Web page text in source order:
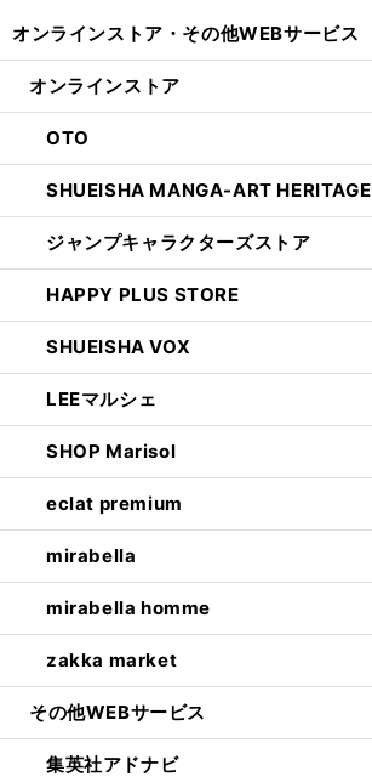
オンラインストア・ その他WEBサービス
オンラインストア
OTO
SHUEISHA MANGA-ART HERITAGE
ジャンプキャラクターズストア
HAPPY PLUS STORE
SHUEISHA VOX
LEEマルシェ
SHOP Marisol
eclat premium
mirabella
mirabella homme
zakka market
その他WEBサービス
集英社アドナビ